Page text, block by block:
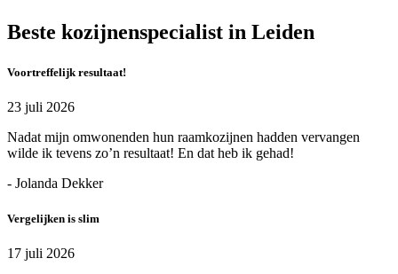
Beste kozijnenspecialist in Leiden
Voortreffelijk resultaat!
23 juli 2026
Nadat mijn omwonenden hun raamkozijnen hadden vervangen
wilde ik tevens zo’n resultaat! En dat heb ik gehad!
- Jolanda Dekker
Vergelijken is slim
17 juli 2026